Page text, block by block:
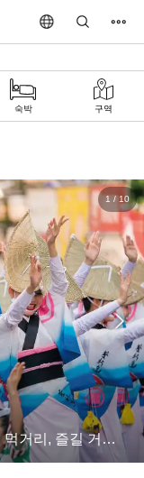
숙박 구역
거리, 즐길 거리
1/ 10